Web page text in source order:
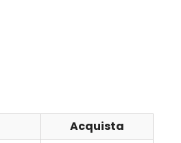
Acquista